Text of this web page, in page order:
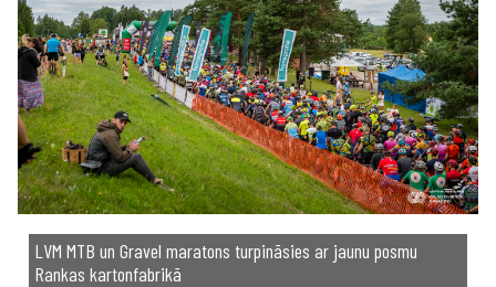
LVM MTB un Gravel maratons turpināsies ar jaunu posmu
Rankas kartonfabrikā